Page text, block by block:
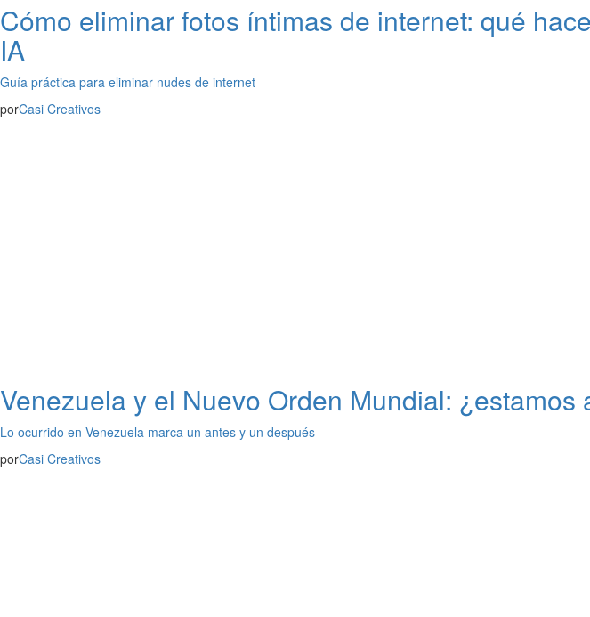
Cómo eliminar fotos íntimas de internet: qué
IA
Guía práctica para eliminar nudes de internet
porCasi Creativos
Venezuela y el Nuevo Orden Mundial:
Lo ocurrido en Venezuela marca un antes y un después
porCasi Creativos